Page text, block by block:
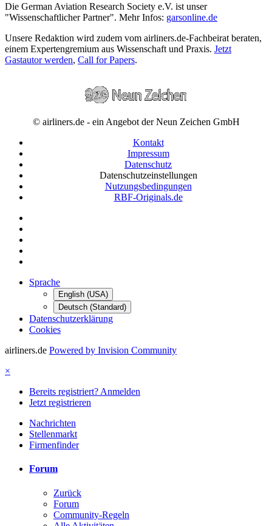
Die German Aviation Research Society e.V. ist unser
"Wissenschaftlicher Partner". Mehr Infos: garsonline.de
Unsere Redaktion wird zudem vom airliners.de-Fachbeirat beraten,
einem Expertengremium aus Wissenschaft und Praxis. Jetzt
Gastautor werden, Call for Papers.
© airliners.de - ein Angebot der Neun Zeichen GmbH
Kontakt
Impressum
Datenschutz
Datenschutzeinstellungen
Nutzungsbedingungen
RBF-Originals.de
Sprache
English (USA)
Deutsch (Standard)
Datenschutzerklärung
Cookies
airliners.de Powered by Invision Community
×
Bereits registriert? Anmelden
Jetzt registrieren
Nachrichten
Stellenmarkt
Firmenfinder
Forum
Zurück
Forum
Community-Regeln